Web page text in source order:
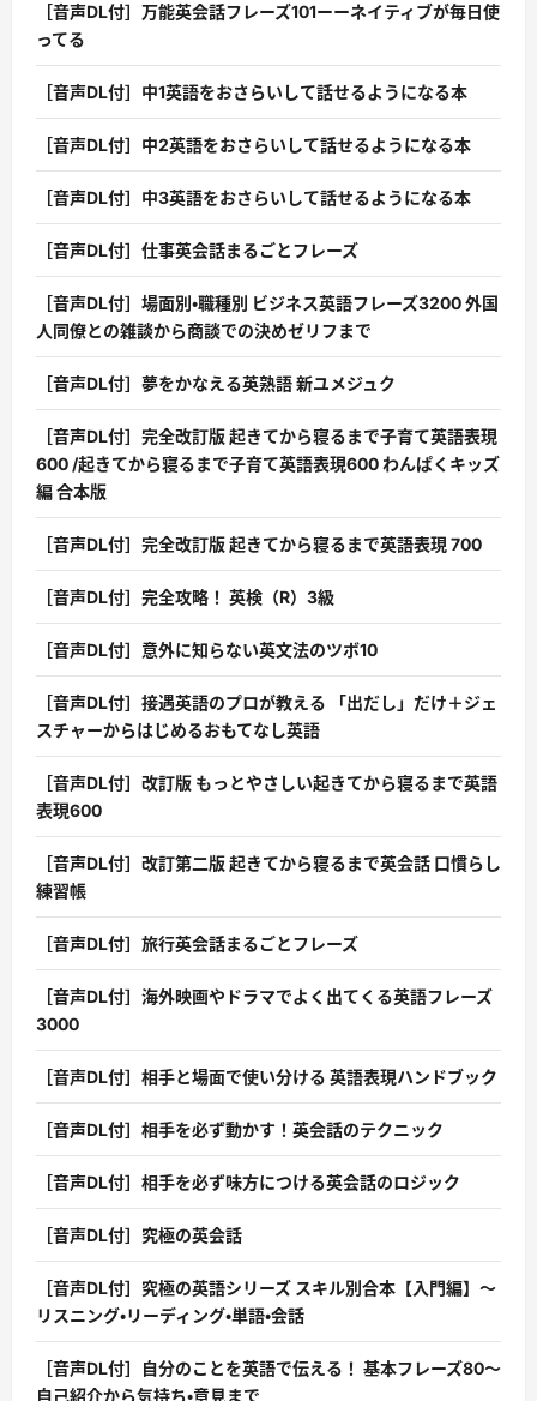
［音声DL付］万能英会話フレーズ101ーーネイティブが毎日使
ってる
［音声DL付］中1英語をおさらいして話せるようになる本
［音声DL付］中2英語をおさらいして話せるようになる本
［音声DL付］中3英語をおさらいして話せるようになる本
［音声DL付］仕事英会話まるごとフレーズ
［音声DL付］場面別・職種別 ビジネス英語フレーズ3200 外国
人同僚との雑談から商談での決めゼリフまで
［音声DL付］夢をかなえる英熟語 新ユメジュク
［音声DL付］完全改訂版 起きてから寝るまで子育て英語表現
600 /起きてから寝るまで子育て英語表現600 わんぱくキッズ
編 合本版
［音声DL付］完全改訂版 起きてから寝るまで英語表現 700
［音声DL付］完全攻略！ 英検（R）3級
［音声DL付］意外に知らない英文法のツボ10
［音声DL付］接遇英語のプロが教える 「出だし」だけ＋ジェ
スチャーからはじめるおもてなし英語
［音声DL付］改訂版 もっとやさしい起きてから寝るまで英語
表現600
［音声DL付］改訂第二版 起きてから寝るまで英会話 口慣らし
練習帳
［音声DL付］旅行英会話まるごとフレーズ
［音声DL付］海外映画やドラマでよく出てくる英語フレーズ
3000
［音声DL付］相手と場面で使い分ける 英語表現ハンドブック
［音声DL付］相手を必ず動かす！英会話のテクニック
［音声DL付］相手を必ず味方につける英会話のロジック
［音声DL付］究極の英会話
［音声DL付］究極の英語シリーズ スキル別合本【入門編】〜
リスニング・リーディング・単語・会話
［音声DL付］自分のことを英語で伝える！ 基本フレーズ80〜
自己紹介から気持ち・意見まで